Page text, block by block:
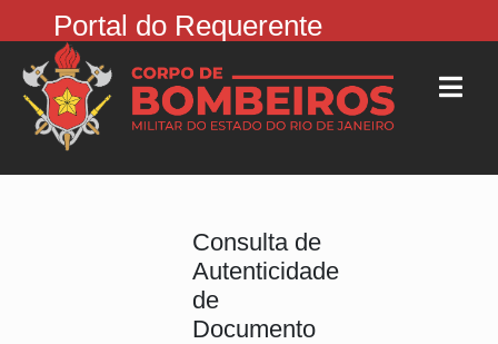
Portal do Requerente
Consulta de
Autenticidade
de
Documento